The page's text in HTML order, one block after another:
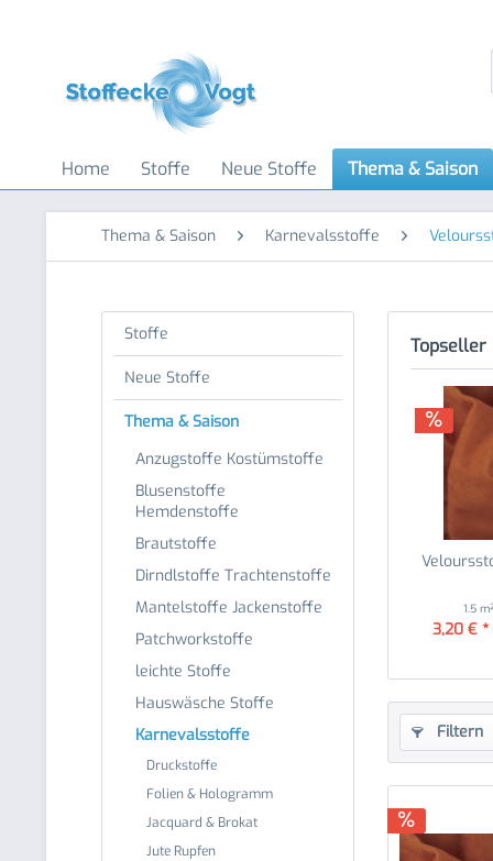
Home Stoffe Neue Stoffe Thema & Saison
Thema & Saison Karnevalsstoffe
Stoffe
Neue Stoffe
Thema & Saison
Anzugstoffe Kostümstoffe
Blusenstoffe
Hemdenstoffe
Brautstoffe
Dirndlstoffe Trachtenstoffe
Mantelstoffe Jackenstoffe
Patchworkstoffe
leichte Stoffe
Hauswäsche Stoffe
Karnevalsstoffe
Druckstoffe
Folien & Hologramm
Jacquard & Brokat
Jute Rupfen
Topseller
1.5
3,20 €
Filtern